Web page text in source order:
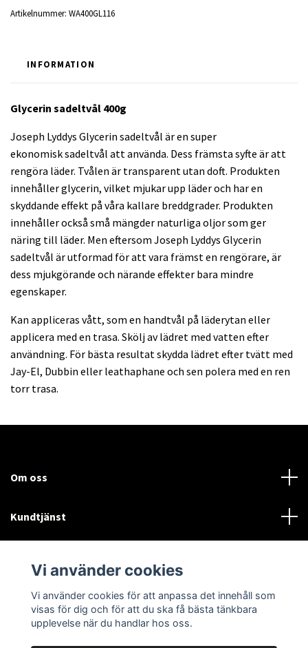
Artikelnummer: WA400GL116
INFORMATION
Glycerin sadeltvål 400g
Joseph Lyddys Glycerin sadeltvål är en super
ekonomisk sadeltvål att använda. Dess främsta syfte är att
rengöra läder. Tvålen är transparent utan doft. Produkten
innehåller glycerin, vilket mjukar upp läder och har en
skyddande effekt på våra kallare breddgrader. Produkten
innehåller också små mängder naturliga oljor som ger
näring till läder. Men eftersom Joseph Lyddys Glycerin
sadeltvål är utformad för att vara främst en rengörare, är
dess mjukgörande och närande effekter bara mindre
egenskaper.
Kan appliceras vått, som en handtvål på läderytan eller
applicera med en trasa. Skölj av lädret med vatten efter
användning. För bästa resultat skydda lädret efter tvätt med
Jay-El, Dubbin eller leathaphane och sen polera med en ren
torr trasa.
Om oss
Kundtjänst
Sociala medier
Vi använder cookies
Vi använder cookies för att anpassa det innehåll som
visas för dig och för att du ska få bästa tänkbara
upplevelse när du handlar hos oss.